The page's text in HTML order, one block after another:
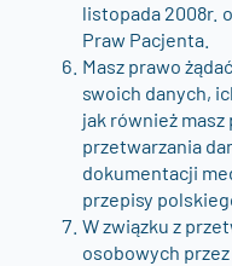
listopada 2008r.
Praw Pacjenta.
Masz prawo
swoich danych,
jak również
przetwarzania
dokumentacji
przepisy
W związku z
osobowych